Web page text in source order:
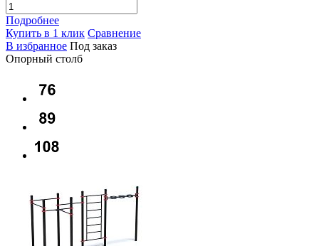
Подробнее
Купить в 1 клик Сравнение
В избранное Под заказ
Опорный столб